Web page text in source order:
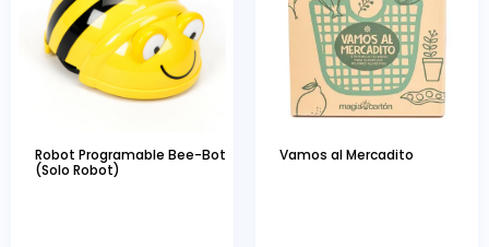
Robot Programable Bee-Bot
(Solo Robot)
Vamos al Mercadito